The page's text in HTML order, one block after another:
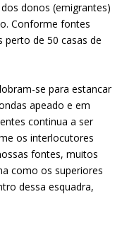
donos (emigrantes)
Conforme fontes
perto de 50 casas de
se para estancar
apeado e em
continua a ser
os interlocutores
fontes, muitos
como os superiores
dessa esquadra,